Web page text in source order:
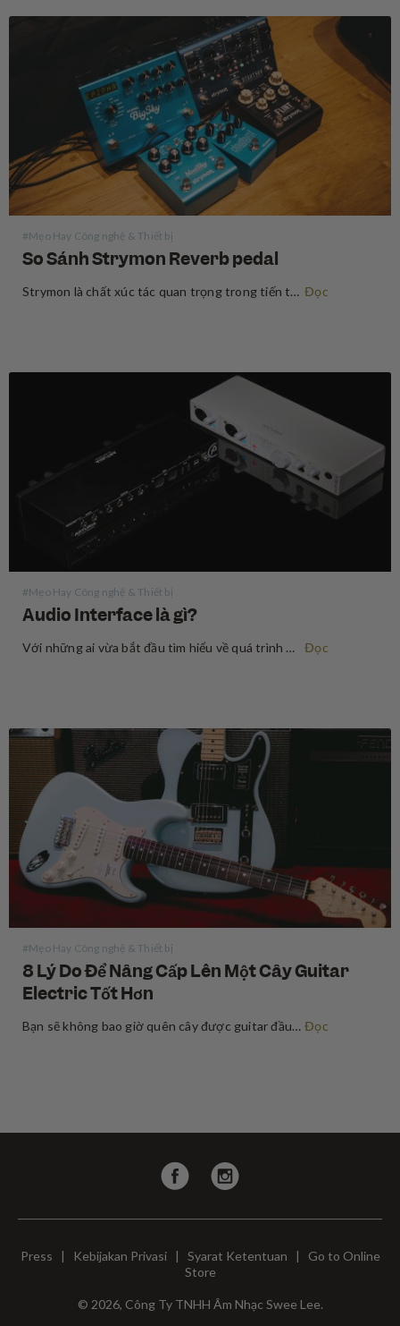
#Mẹo Hay Công nghệ & Thiết bị
So Sánh Strymon Reverb pedal
Strymon là chất xúc tác quan trọng trong tiến trình thay đổi tư duy “chất tiếng analog là hay nhất” trong giới guitar. Sau sự xuất hiện bùng nổ vào năm 2008, Strymon là một trong những công ty tiên phong trong việc ứng dụng con chip DSP để tạo… Đọc
#Mẹo Hay Công nghệ & Thiết bị
Audio Interface là gì?
Với những ai vừa bắt đầu tìm hiểu về quá trình ghi âm, audio interface (thiết bị xử lý âm thanh) có vẻ là một thuật ngữ khó nhằn về mặt chuyên môn, nhưng thực ra, nó không đáng sợ đến vậy. Audio interface là một thiết bị cho phép… Đọc
#Mẹo Hay Công nghệ & Thiết bị
8 Lý Do Để Nâng Cấp Lên Một Cây Guitar
Electric Tốt Hơn
Bạn sẽ không bao giờ quên cây được guitar đầu tiên. Vài người trong chúng ta thậm chí sẽ giữ nó suốt cả cuộc đời. Nhưng hầu hết mọi người đều không chỉ chơi một cây guitar, sẽ đến lúc chúng ta cảm thấy rằng chúng ta đã đạt đến… Đọc
Follow
FacebookInstagram
© 2026, Công Ty TNHH Âm Nhạc Swee Lee.
Press | Kebijakan Privasi | Syarat Ketentuan |
Go to Online
Store